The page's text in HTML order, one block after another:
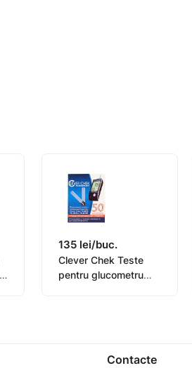
135 lei/buc.
Clever Chek Teste
pentru glucometru
Contacte